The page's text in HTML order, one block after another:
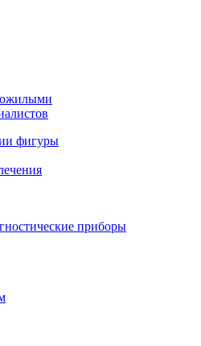
фигуры
приборы